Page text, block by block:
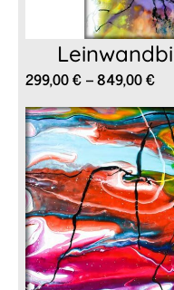
299,00€–849,00€
bis